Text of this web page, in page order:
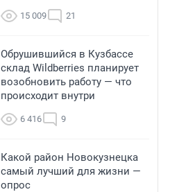
15 009 21
Обрушившийся в Кузбассе
склад Wildberries планирует
возобновить работу — что
происходит внутри
6 416 9
Какой район Новокузнецка
самый лучший для жизни —
опрос